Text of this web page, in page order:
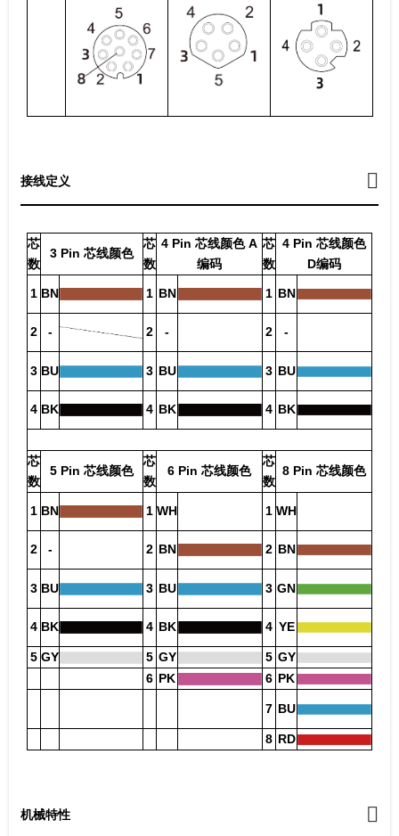
接线定义
芯
数
3 Pin 芯线颜色
芯
数
4 Pin 芯线颜色 A
编码
芯
数
4 Pin 芯线颜色
D编码
1 BN 1 BN 1 BN
2 - 2 - 2 -
3 BU 3 BU 3 BU
4 BK 4 BK 4 BK
芯
数
5 Pin 芯线颜色
芯
数
6 Pin 芯线颜色
芯
数
8 Pin 芯线颜色
1 BN 1 WH 1 WH
2 - 2 BN 2 BN
3 BU 3 BU 3 GN
4 BK 4 BK 4 YE
5 GY 5 GY 5 GY
6 PK 6 PK
7 BU
8 RD
机械特性